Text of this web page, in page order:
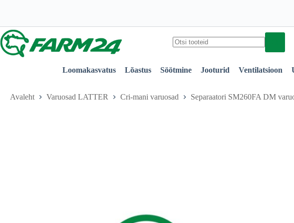
results
Loomakasvatus Lõastus Söötmine Jooturid Ventilatsioon
Avaleht Varuosad LATTER Cri-mani varuosad Separaatori SM260FA DM